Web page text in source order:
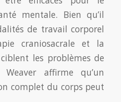
mentale. Bien qu’il
de travail corporel
craniosacrale et la
les problèmes de
affirme qu’un
complet du corps peut